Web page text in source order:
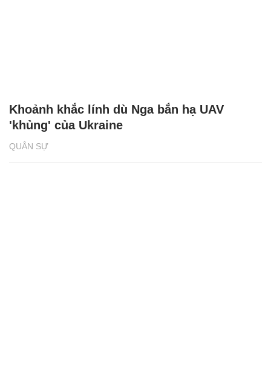
QUÂN SỰ
Khoảnh khắc lính dù Nga bắn hạ UAV
'khủng' của Ukraine